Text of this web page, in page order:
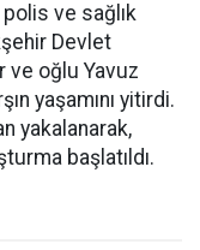
ve sağlık
Devlet
ve oğlu Yavuz
yaşamını yitirdi.
yakalanarak,
başlatıldı.